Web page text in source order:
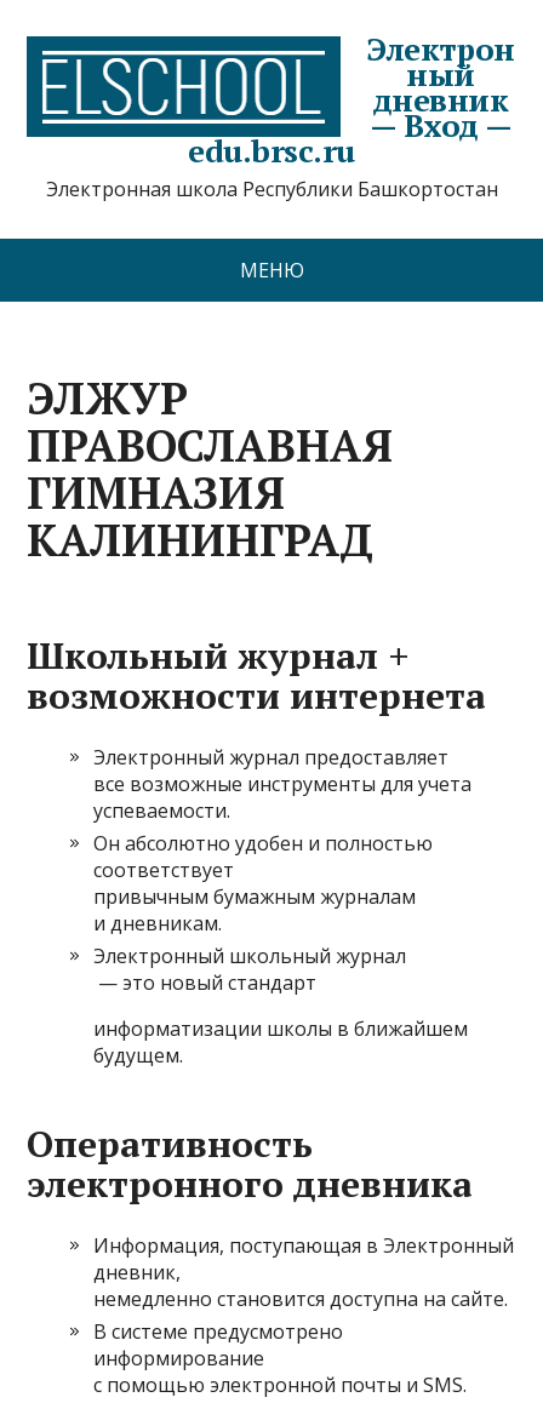
Электрон
ный
дневник
— Вход —
edu.brsc.ru
Электронная школа Республики Башкортостан
МЕНЮ
ЭЛЖУР
ПРАВОСЛАВНАЯ
ГИМНАЗИЯ
КАЛИНИНГРАД
Школьный журнал +
возможности интернета
Электронный журнал предоставляет
все возможные инструменты для учета
успеваемости.
Он абсолютно удобен и полностью
соответствует
привычным бумажным журналам
и дневникам.
Электронный школьный журнал
— это новый стандарт
информатизации школы в ближайшем
будущем.
Оперативность
электронного дневника
Информация, поступающая в Электронный
дневник,
немедленно становится доступна на сайте.
В системе предусмотрено
информирование
с помощью электронной почты и SMS.